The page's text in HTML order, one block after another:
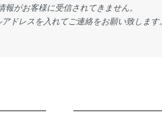
がお客様に受信されてきません。
ドレスを入れてご連絡をお願い致します。